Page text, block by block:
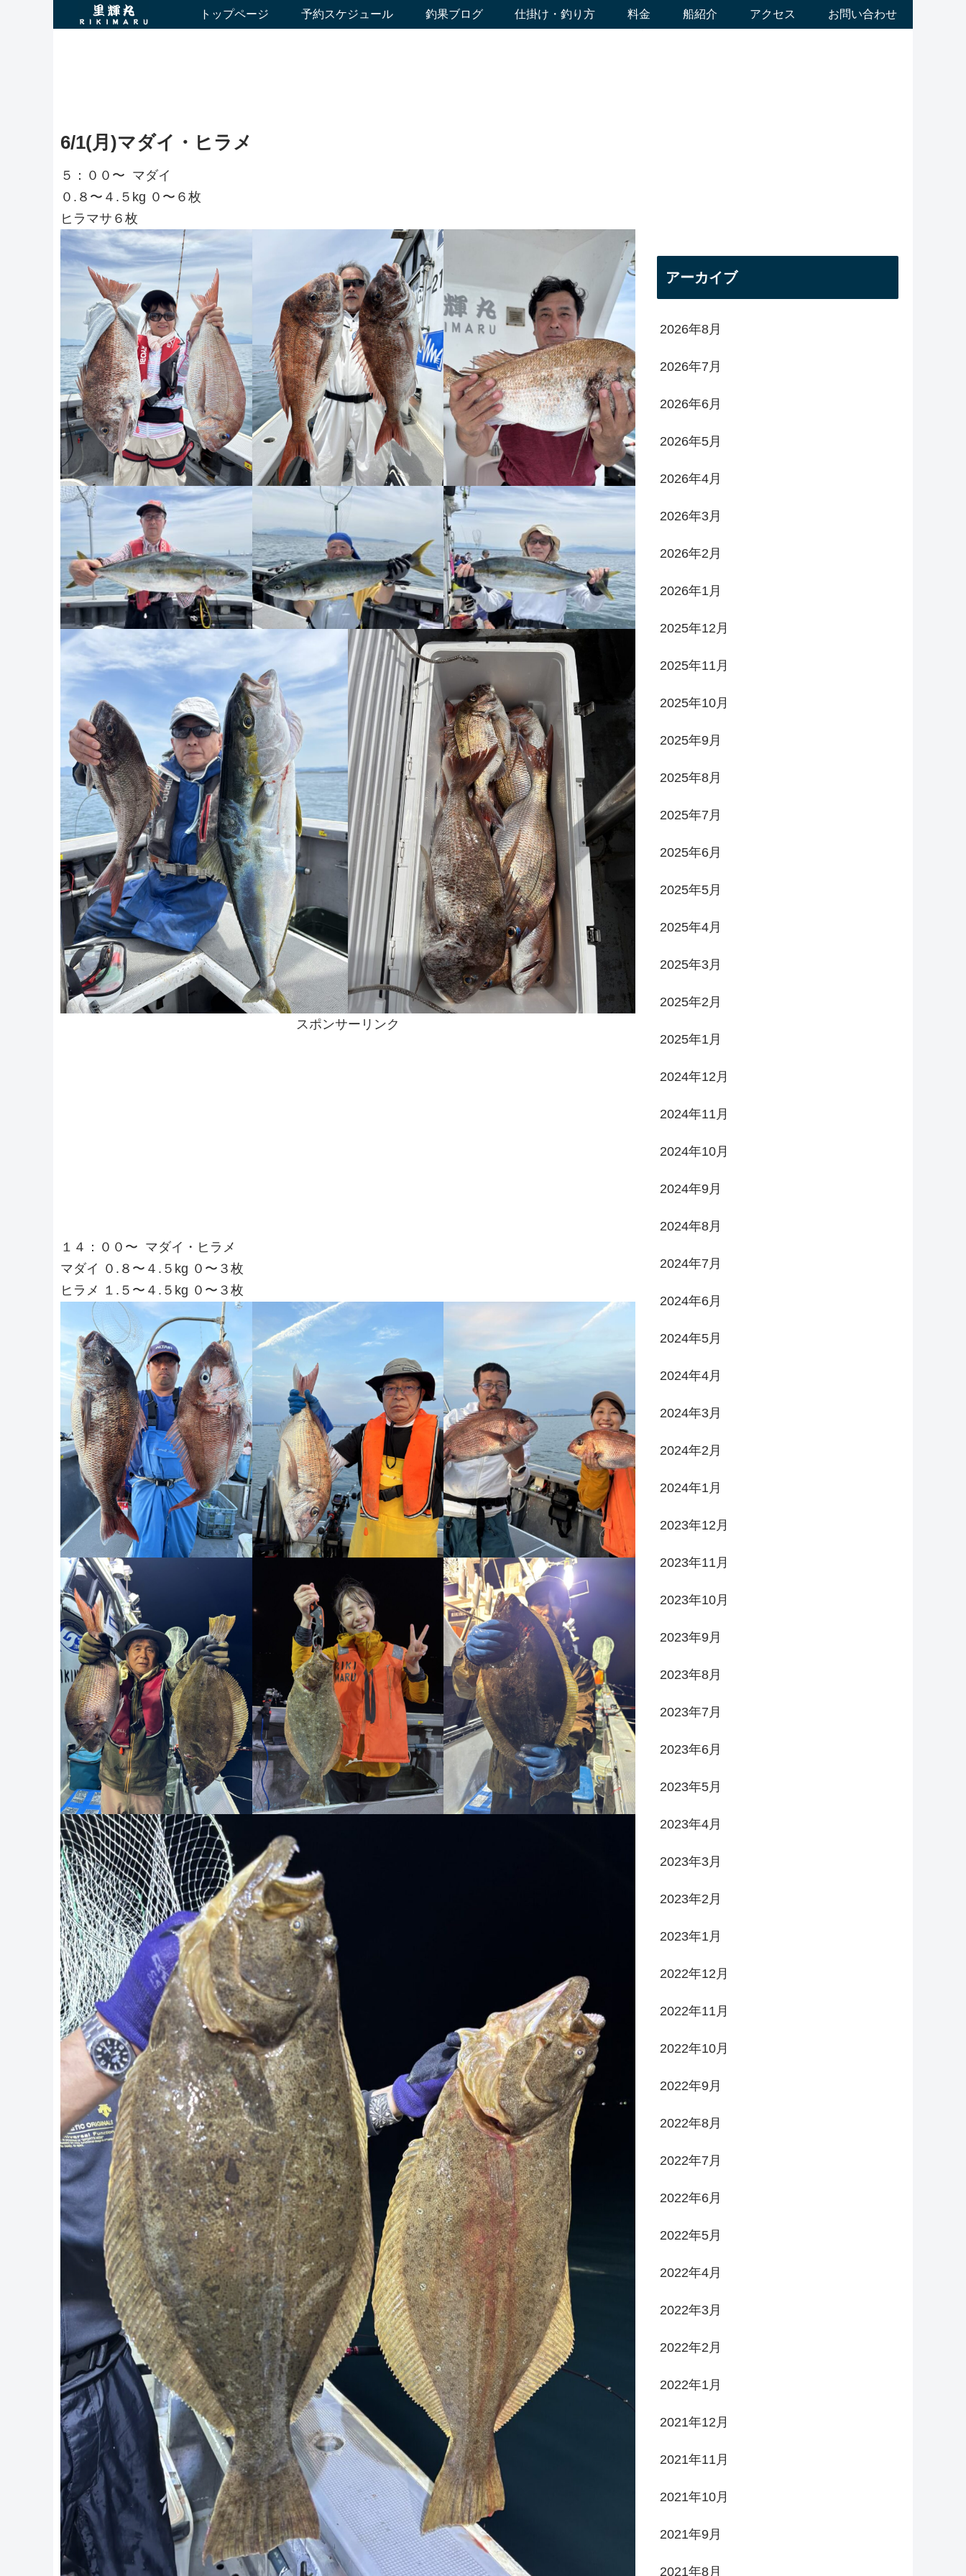
トップページ 予約スケジュール 釣果ブログ 仕掛け・釣り方 料金 船紹介 アクセス お問い合わせ
6/1(月)マダイ・ヒラメ
５：００〜 マダイ
０.８〜４.５kg ０〜６枚
ヒラマサ６枚
スポンサーリンク
１４：００〜 マダイ・ヒラメ
マダイ ０.８〜４.５kg ０〜３枚
ヒラメ １.５〜４.５kg ０〜３枚
アーカイブ
2026年8月
2026年7月
2026年6月
2026年5月
2026年4月
2026年3月
2026年2月
2026年1月
2025年12月
2025年11月
2025年10月
2025年9月
2025年8月
2025年7月
2025年6月
2025年5月
2025年4月
2025年3月
2025年2月
2025年1月
2024年12月
2024年11月
2024年10月
2024年9月
2024年8月
2024年7月
2024年6月
2024年5月
2024年4月
2024年3月
2024年2月
2024年1月
2023年12月
2023年11月
2023年10月
2023年9月
2023年8月
2023年7月
2023年6月
2023年5月
2023年4月
2023年3月
2023年2月
2023年1月
2022年12月
2022年11月
2022年10月
2022年9月
2022年8月
2022年7月
2022年6月
2022年5月
2022年4月
2022年3月
2022年2月
2022年1月
2021年12月
2021年11月
2021年10月
2021年9月
2021年8月